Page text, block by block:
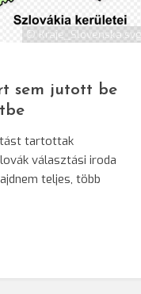
© Kraje_Slovenska.svg
sem jutott be
tartottak
választási iroda
teljes, több